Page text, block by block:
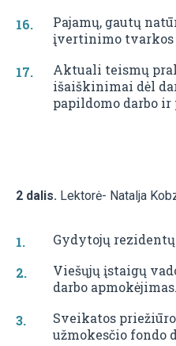
Pajamų, gautų
įvertinimo tvarkos
Aktuali teismų
išaiškinimai dėl
papildomo darbo ir
2 dalis. Lektorė- Natalja
Gydytojų
Viešųjų įstaigų
darbo apmokėjimas.
Sveikatos
užmokesčio fondo